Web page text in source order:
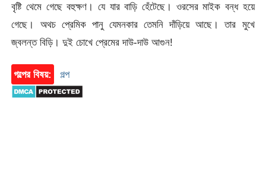
বৃষ্টি থেমে গেছে বহুক্ষণ। যে যার বাড়ি হেঁটেছে। ওরসের মাইক বন্ধ হয়ে
গেছে। অথচ প্রেমিক পানু যেমনকার তেমনি দাঁড়িয়ে আছে। তার মুখে
জ্বলন্ত বিড়ি। দুই চোখে প্রেমের দাউ-দাউ আগুন!
গল্পের বিষয়: গল্প